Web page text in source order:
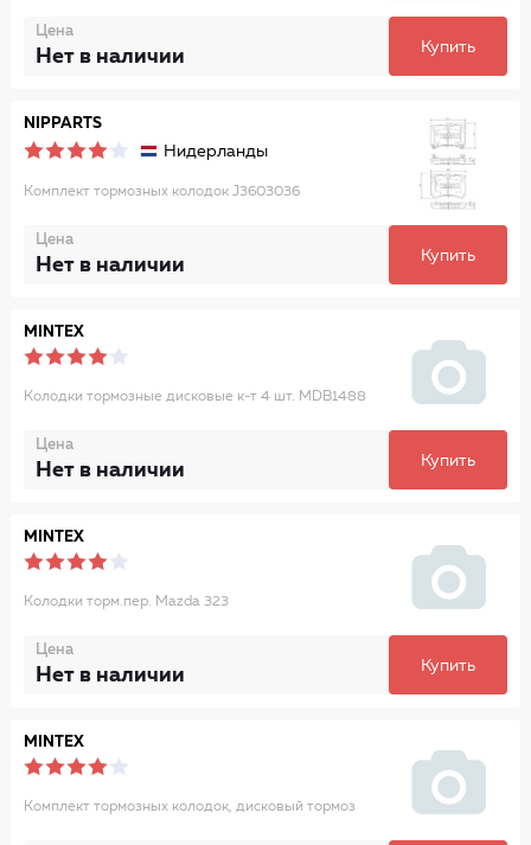
Цена
Нет в наличии Купить
NIPPARTS
Нидерланды
Комплект тормозных колодок J3603036
Цена
Нет в наличии Купить
MINTEX
Колодки тормозные дисковые к-т 4 шт. MDB1488
Цена
Нет в наличии Купить
MINTEX
Колодки торм.пер. Mazda 323
Цена
Нет в наличии Купить
MINTEX
Комплект тормозных колодок, дисковый тормоз